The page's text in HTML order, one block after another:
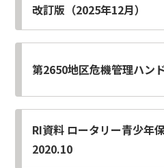
改訂版（2025年12月）
第2650地区危機管理ハン
RI資料 ロータリー青少年
2020.10